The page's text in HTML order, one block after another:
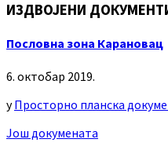
ИЗДВОЈЕНИ
Пословна зона Карановац
6. октобар 2019.
уПросторно планска
Још докумената